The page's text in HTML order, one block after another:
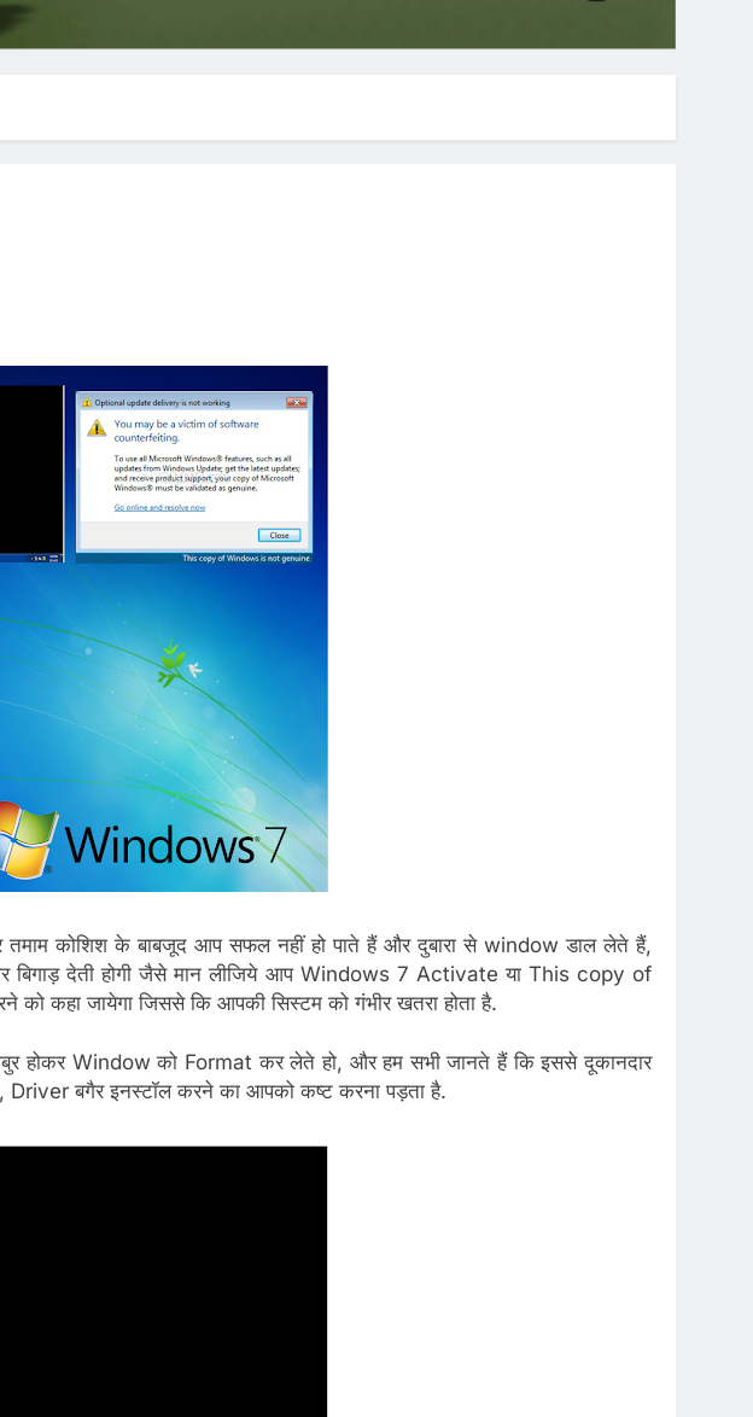
तमाम कोशिश के बाबजूद आप सफल नहीं हो पाते हैं और दुबारा से window डाल लेते हैं,
बिगाड़ देती होगी जैसे मान लीजिये आप Windows 7 Activate या This copy of
कहा जायेगा जिससे कि आपकी सिस्टम को गंभीर खतरा होता है.
होकर Window को Format कर लेते हो, और हम सभी जानते हैं कि इससे दूकानदार
बगैर इनस्टॉल करने का आपको कष्ट करना पड़ता है.